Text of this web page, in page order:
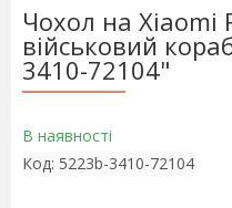
Чохол на Xiaomi
військовий
3410-72104"
В наявності
Код: 5223b-3410-72104